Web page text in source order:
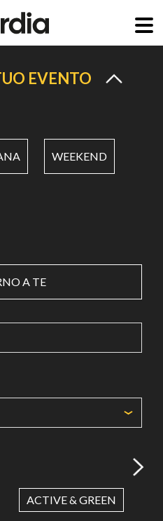
EVENTO
WEEKEND
A TE
ACTIVE & GREEN